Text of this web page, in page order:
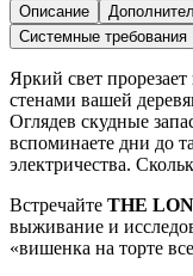
Описание
Системные требования
Яркий свет
стенами вашей
Оглядев скудные
вспоминаете дни до
электричества.
Встречайте THE
выживание и
«вишенка на торте